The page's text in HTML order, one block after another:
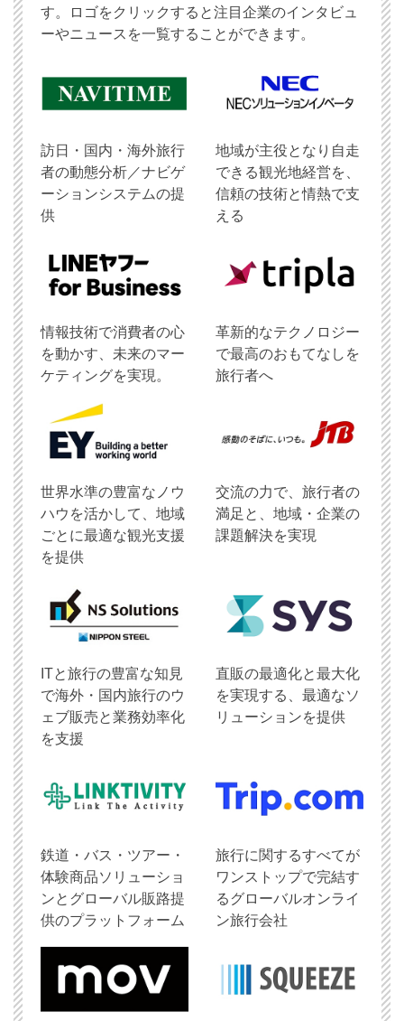
す。ロゴをクリックすると注目企業のインタビュ
ーやニュースを一覧することができます。
訪日・国内・海外旅行
者の動態分析／ナビゲ
ーションシステムの提
供
地域が主役となり自走
できる観光地経営を、
信頼の技術と情熱で支
える
情報技術で消費者の心
を動かす、未来のマー
ケティングを実現。
革新的なテクノロジー
で最高のおもてなしを
旅行者へ
世界水準の豊富なノウ
ハウを活かして、地域
ごとに最適な観光支援
を提供
交流の力で、旅行者の
満足と、地域・企業の
課題解決を実現
ITと旅行の豊富な知見
で海外・国内旅行のウ
ェブ販売と業務効率化
を支援
直販の最適化と最大化
を実現する、最適なソ
リューションを提供
鉄道・バス・ツアー・
体験商品ソリューショ
ンとグローバル販路提
供のプラットフォーム
旅行に関するすべてが
ワンストップで完結す
るグローバルオンライ
ン旅行会社